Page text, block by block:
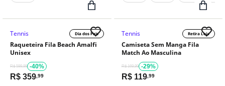
Tennis Dia dos Pais
Raqueteira Fila Beach Amalfi
Unisex
R$ 599,99 -40%
R$ 359 ,99
Tennis Retira Loja
Camiseta Sem Manga Fila
Match Ao Masculina
R$ 169,99 -29%
R$ 119,99